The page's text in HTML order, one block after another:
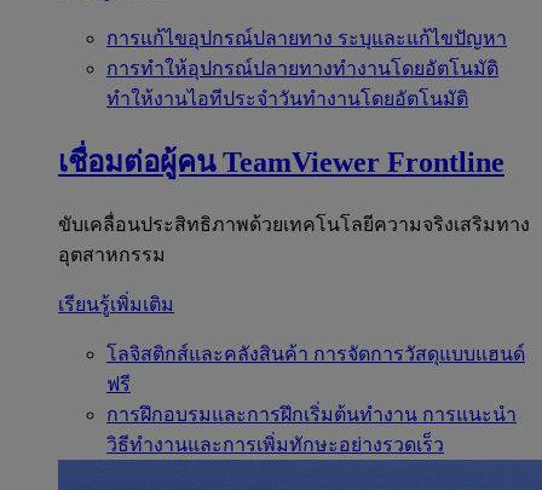
การแก้ไขอุปกรณ์ปลายทาง ระบุและแก้ไขปัญหา
การทำให้อุปกรณ์ปลายทางทำงานโดยอัตโนมัติ
ทำให้งานไอทีประจำวันทำงานโดยอัตโนมัติ
เชื่อมต่อผู้คน TeamViewer Frontline
ขับเคลื่อนประสิทธิภาพด้วยเทคโนโลยีความจริงเสริมทาง
อุตสาหกรรม
เรียนรู้เพิ่มเติม
โลจิสติกส์และคลังสินค้า การจัดการวัสดุแบบแฮนด์
ฟรี
การฝึกอบรมและการฝึกเริ่มต้นทำงาน การแนะนำ
วิธีทำงานและการเพิ่มทักษะอย่างรวดเร็ว